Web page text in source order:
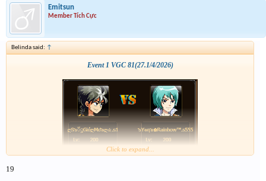
Emitsun
Member Tích Cực
Belinda said: ↑
Event 1 VGC 81(27.1/4/2026)
Click to expand...
19